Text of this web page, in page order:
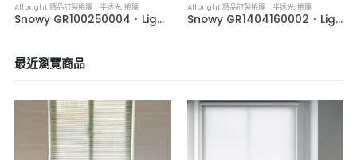
Allbright 精品訂製捲簾 半透光,捲簾
Snowy GR100250004．Light-Filtering Roller Blinds
Allbright 精品訂製捲簾 半透光,捲簾
Snowy GR1404160002．Light-Filtering Roller Blinds
最近瀏覽商品